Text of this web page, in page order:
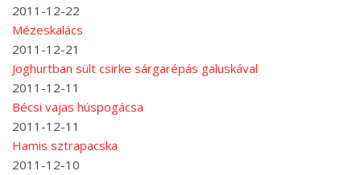
2011-12-22
Mézeskalács
2011-12-21
Joghurtban sült csirke sárgarépás galuskával
2011-12-11
Bécsi vajas húspogácsa
2011-12-11
Hamis sztrapacska
2011-12-10